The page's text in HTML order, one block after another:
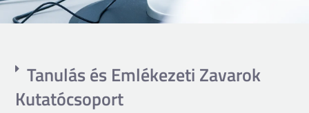
Tanulás és Emlékezeti Zavarok
Kutatócsoport